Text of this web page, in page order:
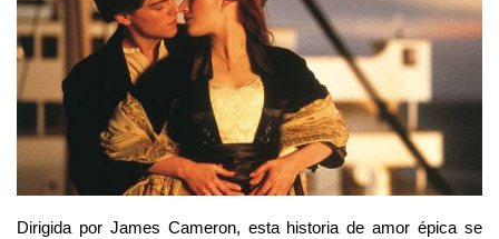
Dirigida por James Cameron, esta historia de amor épica se